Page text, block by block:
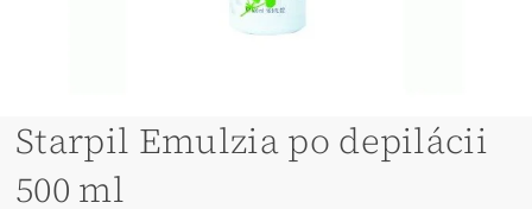
Starpil Emulzia po depilácii
500 ml